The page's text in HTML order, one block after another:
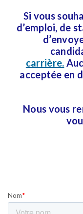
Si vous
d’emploi, de
carrière.
acceptée en
Nous vous